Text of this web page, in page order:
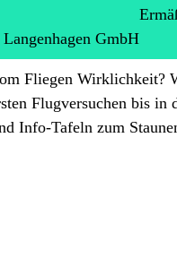
GmbH
Fliegen Wirklichkeit?
Flugversuchen bis
Info-Tafeln zum